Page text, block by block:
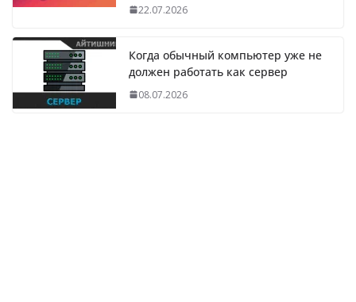
22.07.2026
Когда обычный компьютер уже не
должен работать как сервер
08.07.2026